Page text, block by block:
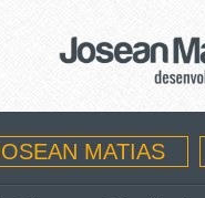
MATIAS